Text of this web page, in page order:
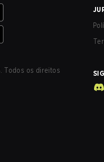
Todos os direitos